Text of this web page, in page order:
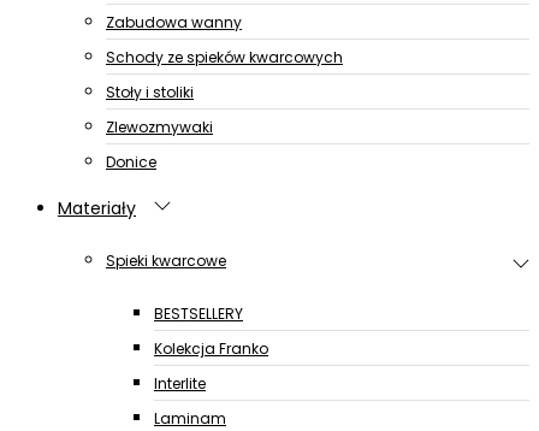
Zabudowa wanny
Schody ze spieków kwarcowych
Stoły i stoliki
Zlewozmywaki
Donice
Materiały
Spieki kwarcowe
BESTSELLERY
Kolekcja Franko
Interlite
Laminam